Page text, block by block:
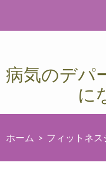
病気のデパ
に
ホーム > フィットネス